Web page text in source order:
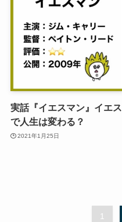
実話『イエスマン』イエス
で人生は変わる？
2021年1月25日
1